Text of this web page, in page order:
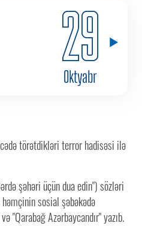
29
Oktyabr
şəhəri üçün dua edin") sözləri
sosial şəbəkədə
"Qarabağ Azərbaycandır" yazıb.
törətdikləri terror hadisəsi ilə